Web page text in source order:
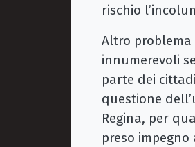
rischio
Altro
innumerevoli
parte dei
questione
Regina, per
preso